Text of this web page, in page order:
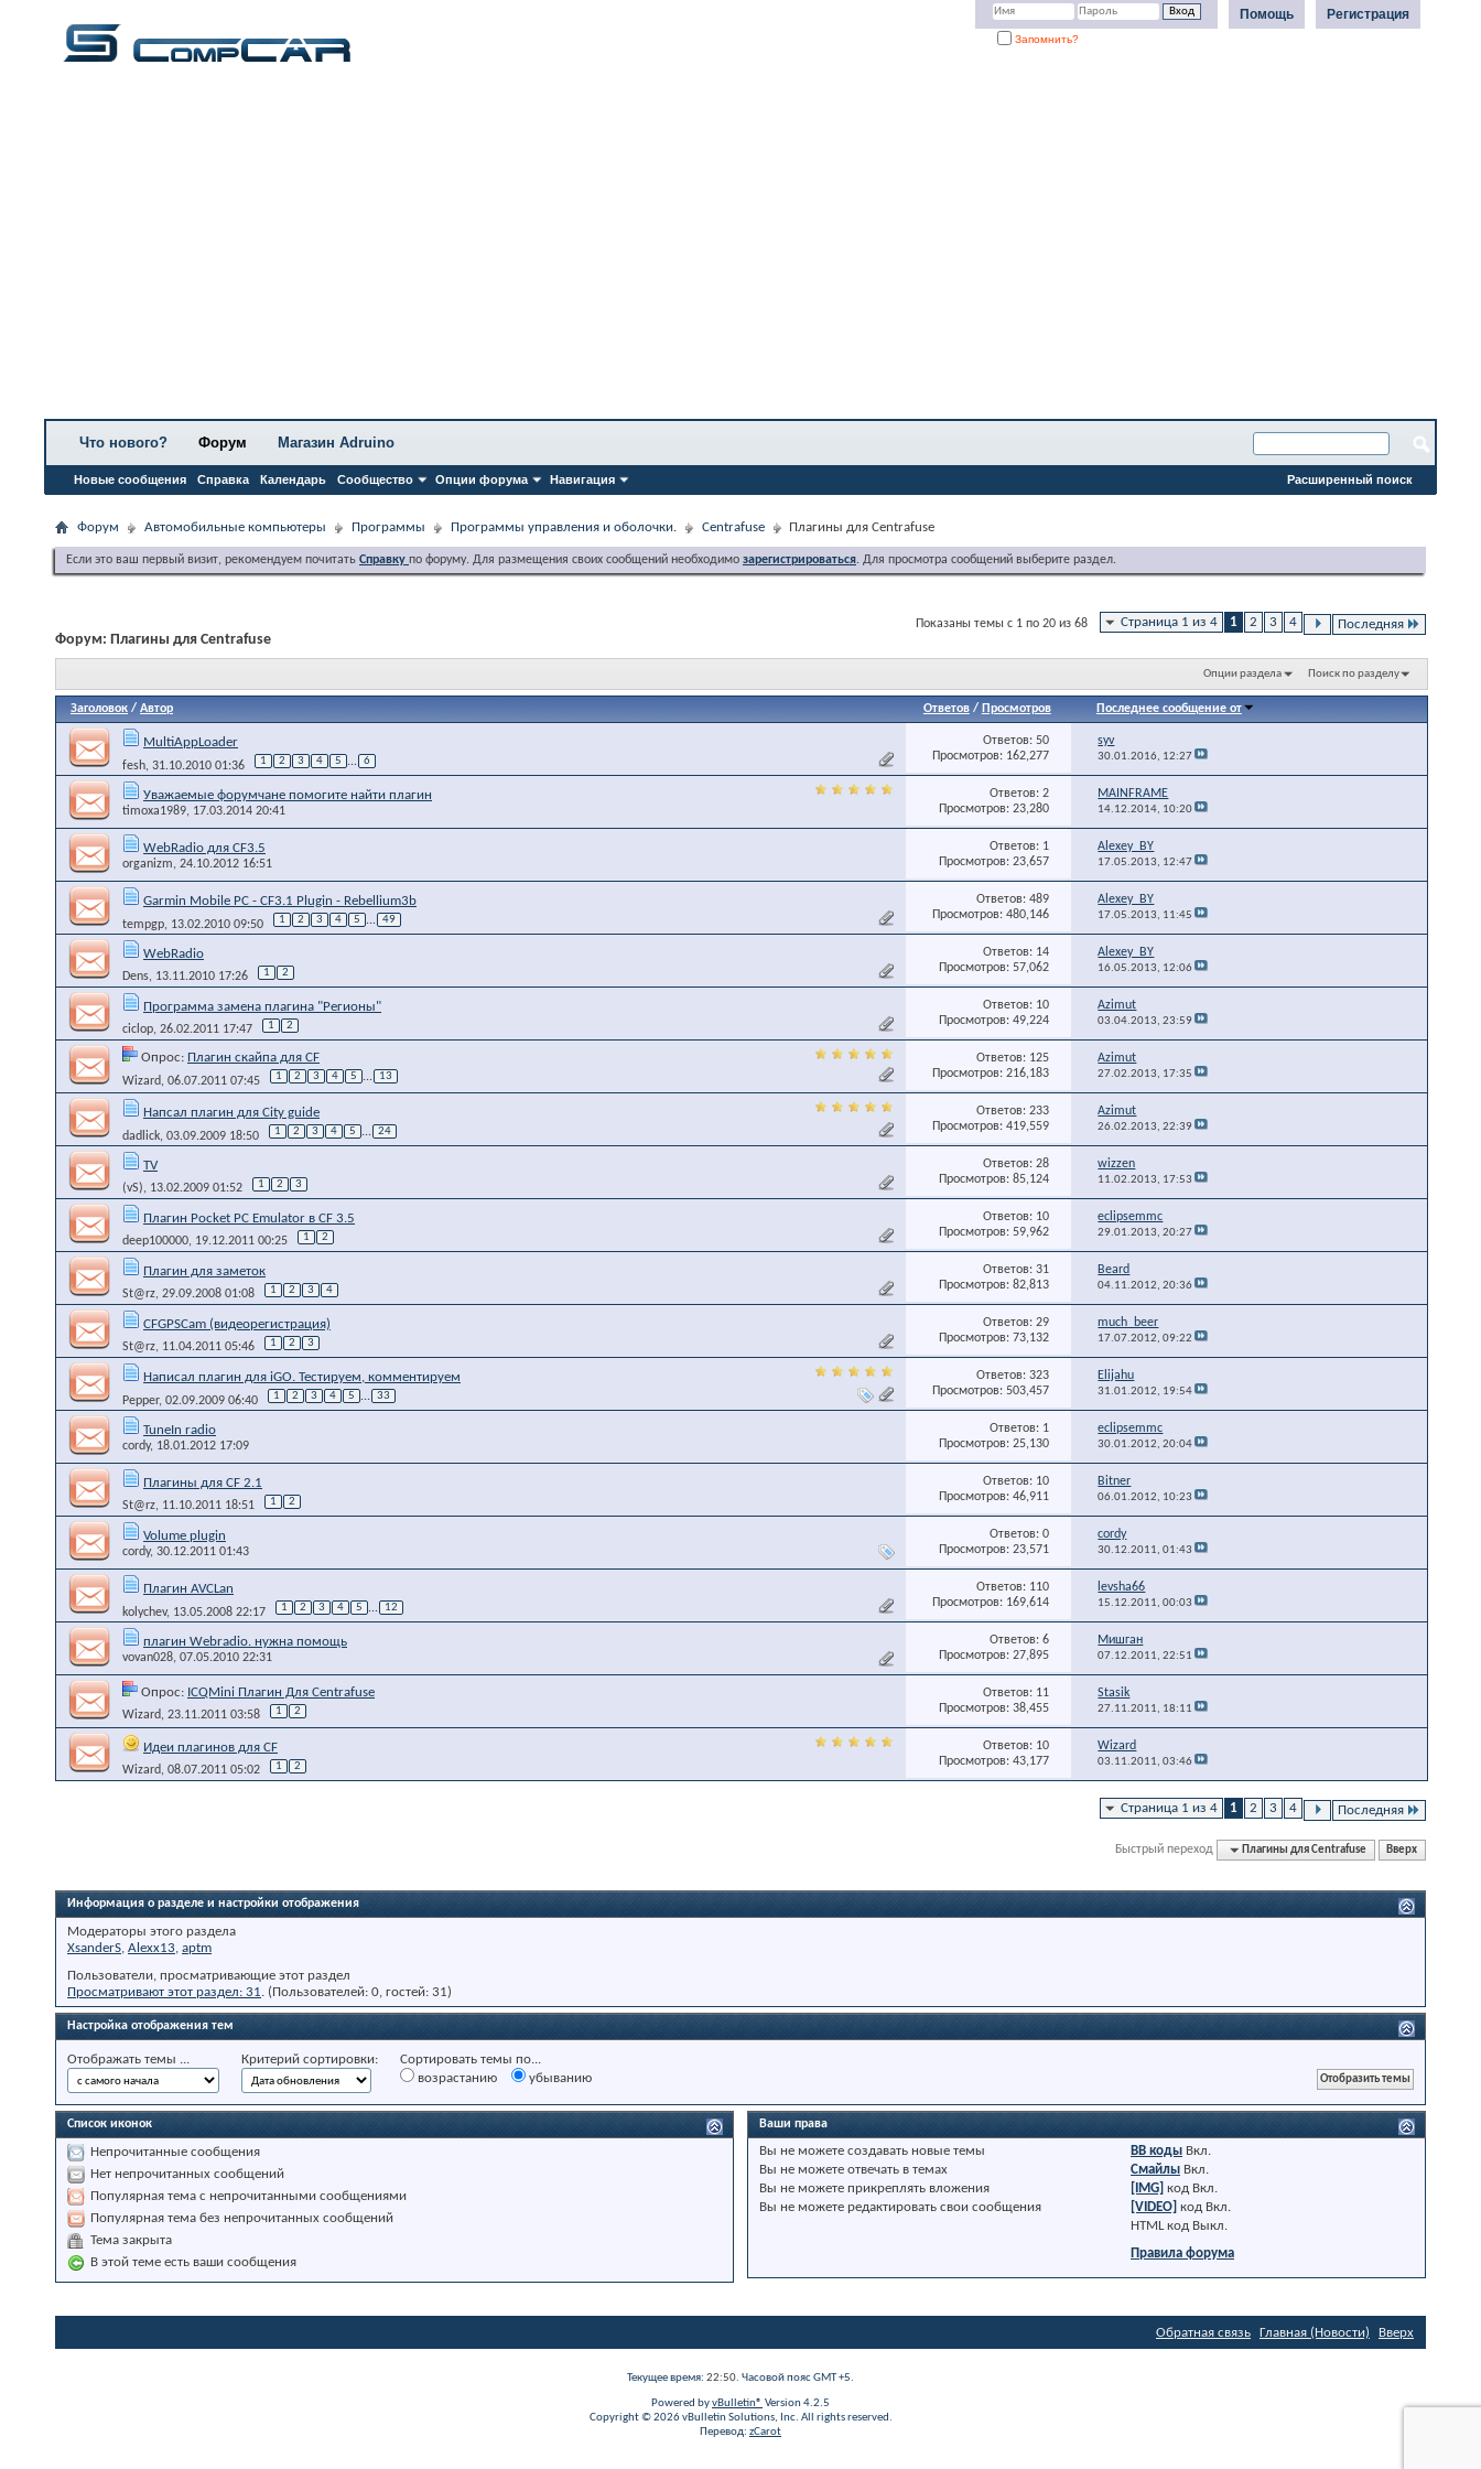
Регистрация
Помощь
Запомнить?
Что нового? Форум
Новые сообщения Справка Календарь Сообщество Опции форума Навигация
Магазин Adruino
Расширенный поиск
Форум Автомобильные компьютеры Программы Программы управления и оболочки. Centrafuse Плагины для Centrafuse
Если это ваш первый визит, рекомендуем почитать Справку по форуму. Для размещения своих сообщений необходимо зарегистрироваться. Для просмотра сообщений выберите раздел.
Страница 1 из 4 1 2 3 4 Последняя
Показаны темы с 1 по 20 из 68
Форум: Плагины для Centrafuse
Опции раздела Поиск по разделу
Заголовок / Автор Ответов/ Просмотров Последнее сообщение от
MultiAppLoader
fesh, 31.10.2010 01:36 1 2 3 4 5 ... 6
Ответов: 50
Просмотров: 162,277
syv
30.01.2016, 12:27
Уважаемые форумчане помогите найти плагин
timoxa1989, 17.03.2014 20:41
Ответов: 2
Просмотров: 23,280
MAINFRAME
14.12.2014, 10:20
WebRadio для CF3.5
organizm, 24.10.2012 16:51
Ответов: 1
Просмотров: 23,657
Alexey_BY
17.05.2013, 12:47
Garmin Mobile PC - CF3.1 Plugin - Rebellium3b
tempgp, 13.02.2010 09:50 1 2 3 4 5 ... 49
Ответов: 489
Просмотров: 480,146
Alexey_BY
17.05.2013, 11:45
WebRadio
Dens, 13.11.2010 17:26 1 2
Ответов: 14
Просмотров: 57,062
Alexey_BY
16.05.2013, 12:06
Программа замена плагина "Регионы"
ciclop, 26.02.2011 17:47 1 2
Ответов: 10
Просмотров: 49,224
Azimut
03.04.2013,23:59
Опрос: Плагин скайпа для CF
Wizard, 06.07.2011 07:45 1 2 3 4 5 ... 13
Ответов: 125
Просмотров: 216,183
Azimut
27.02.2013, 17:35
Напсал плагин для Сity guide
dadlick, 03.09.2009 18:50 1 2 3 4 5 ... 24
Ответов: 233
Просмотров: 419,559
Azimut
26.02.2013,22:39
TV
(vS), 13.02.2009 01:52 1 2 3
Ответов: 28
Просмотров: 85,124
wizzen
11.02.2013, 17:53
Плагин Pocket PC Emulator в CF 3.5
deep100000, 19.12.2011 00:25 1 2
Ответов: 10
Просмотров: 59,962
eclipsemmc
29.01.2013,20:27
Плагин для заметок
St@rz, 29.09.2008 01:08 1 2 3 4
Ответов: 31
Просмотров: 82,813
Beard
04.11.2012,20:36
CFGPSCam (видеорегистрация)
St@rz, 11.04.2011 05:46 1 2 3
Ответов: 29
Просмотров: 73,132
much_beer
17.07.2012,09:22
Написал плагин для iGO. Тестируем, комментируем
Pepper, 02.09.2009 06:40 1 2 3 4 5 ... 33
Ответов: 323
Просмотров: 503,457
Elijahu
31.01.2012, 19:54
TuneIn radio
cordy, 18.01.2012 17:09
Ответов: 1
Просмотров: 25,130
eclipsemmc
30.01.2012,20:04
Плагины для CF 2.1
St@rz, 11.10.2011 18:51 1 2
Ответов: 10
Просмотров: 46,911
Bitner
06.01.2012, 10:23
Volume plugin
cordy, 30.12.2011 01:43
Ответов: 0
Просмотров: 23,571
cordy
30.12.2011,01:43
Плагин AVCLan
kolychev, 13.05.2008 22:17 1 2 3 4 5 ... 12
Ответов: 110
Просмотров: 169,614
levsha66
15.12.2011,00:03
плагин Webradio. нужна помощь
vovan028, 07.05.2010 22:31
Ответов: 6
Просмотров: 27,895
Мишган
07.12.2011,22:51
Опрос: ICQMini Плагин Для Centrafuse
Wizard, 23.11.2011 03:58 1 2
Ответов: 11
Просмотров: 38,455
Stasik
27.11.2011, 18:11
Идеи плагинов для CF
Wizard, 08.07.2011 05:02 1 2
Ответов: 10
Просмотров: 43,177
Wizard
03.11.2011,03:46
Страница 1 из 4 1 2 3 4 Последняя
Быстрый переход Плагины для Centrafuse Вверх
Информация о разделе и настройки отображения
Модераторы этого раздела
XsanderS, Alexx13, aptm
Пользователи, просматривающие этот раздел
Просматривают этот раздел: 31. (Пользователей: 0, гостей: 31)
Настройка отображения тем
Отображать темы ... Критерий сортировки:
Сортировать темы по...
возрастанию
убыванию
Список иконок
Непрочитанные сообщения
Нет непрочитанных сообщений
Популярная тема с непрочитанными сообщениями
Популярная тема без непрочитанных сообщений
Тема закрыта
В этой теме есть ваши сообщения
Ваши права
Вы не можете создавать новые темы
Вы не можете отвечать в темах
Вы не можете прикреплять вложения
Вы не можете редактировать свои сообщения
BB коды Вкл.
Смайлы Вкл.
[IMG] код Вкл.
[VIDEO] код Вкл.
HTML код Выкл.
Правила форума
Обратная связь Главная (Новости) Вверх
Текущее время: 22:50. Часовой пояс GMT +5.
Powered byvBulletin® Version 4.2.5
Copyright © 2026 vBulletin Solutions, Inc. All rights reserved.
Перевод: zCarot